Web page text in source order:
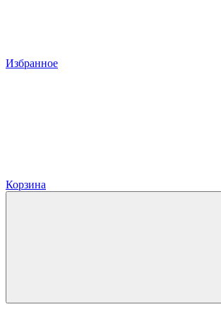
Избранное
Корзина